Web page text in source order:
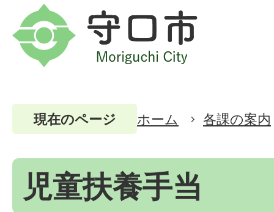
現在のページ ホーム 各課の案内
児童扶養手当